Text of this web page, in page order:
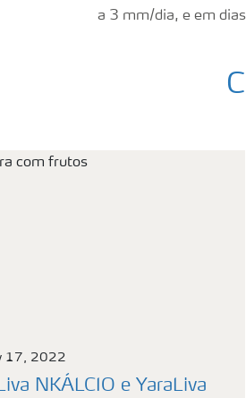
a 3 mm/dia, e em
17, 2022
NKÁLCIO e YaraLiva